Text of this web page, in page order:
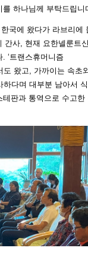
하나님께 부탁드립니
국에 왔다가 라브리에
간사, 현재 요한넬룬트
‘트랜스휴머니즘
도 왔고, 가까이는 속초
하다며 대부분 남아서
판과 통역으로 수고한